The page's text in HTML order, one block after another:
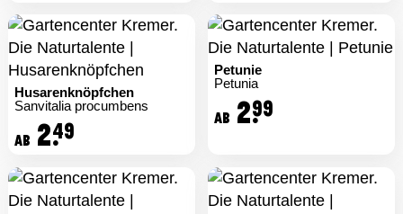
Husarenknöpfchen
Sanvitalia procumbens
ab 2.49
Petunie
Petunia
ab 2.99